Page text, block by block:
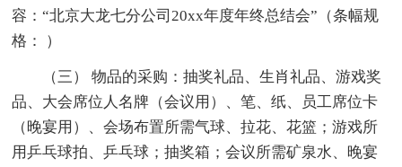
容：“北京大龙七分公司20xx年度年终总结会”（条幅规
格： ）
（三） 物品的采购：抽奖礼品、生肖礼品、游戏奖
品、大会席位人名牌（会议用）、笔、纸、员工席位卡
（晚宴用）、会场布置所需气球、拉花、花篮；游戏所
用乒乓球拍、乒乓球；抽奖箱；会议所需矿泉水、晚宴